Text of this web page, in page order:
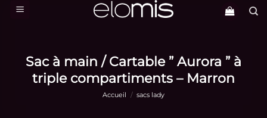
Passer
Sac à main / Cartable ” Aurora ” à
triple compartiments – Marron
Accueil / sacs lady